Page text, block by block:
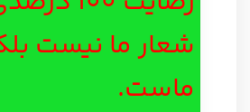
شعار ما نیست
ماست.